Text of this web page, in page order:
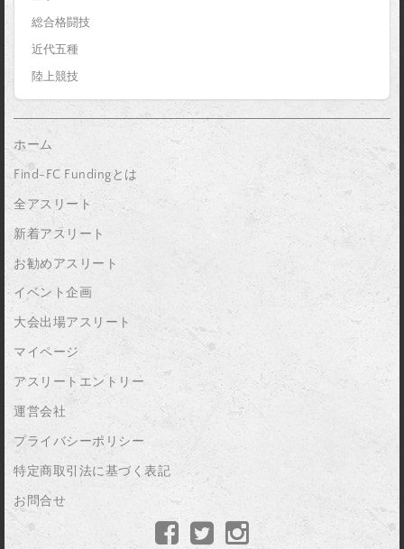
総合格闘技
近代五種
陸上競技
ホーム
Find-FC Fundingとは
全アスリート
新着アスリート
お勧めアスリート
イベント企画
大会出場アスリート
マイページ
アスリートエントリー
運営会社
プライバシーポリシー
特定商取引法に基づく表記
お問合せ